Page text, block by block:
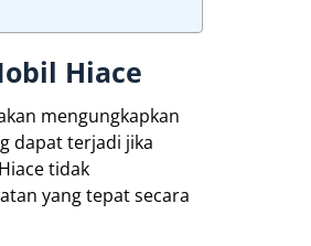
Hiace
mengungkapkan
dapat terjadi jika
tidak
yang tepat secara